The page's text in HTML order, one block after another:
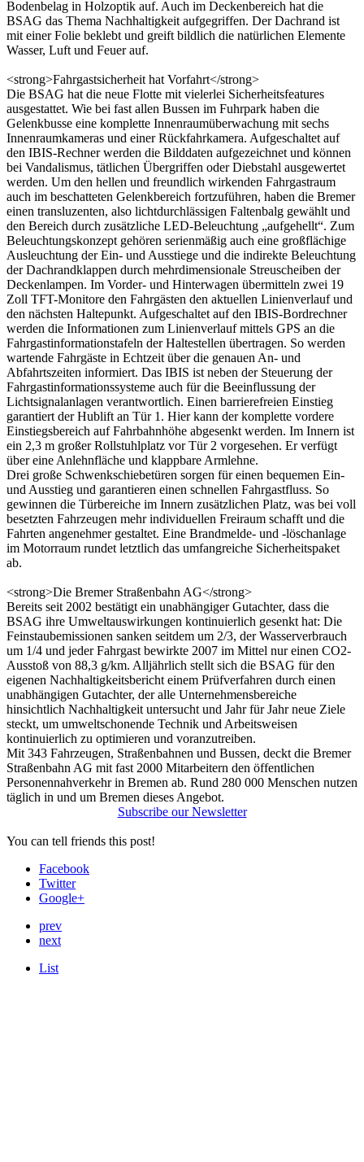
Bodenbelag in Holzoptik auf. Auch im Deckenbereich hat die
BSAG das Thema Nachhaltigkeit aufgegriffen. Der Dach­rand ist
mit einer Folie beklebt und greift bildlich die natürlichen Elemente
Wasser, Luft und Feuer auf.
<strong>Fahrgastsicherheit hat Vorfahrt</strong>
Die BSAG hat die neue Flotte mit vielerlei Sicherheitsfeatures
ausgestattet. Wie bei fast allen Bussen im Fuhrpark haben die
Gelenkbusse eine komplette Innenraumüberwachung mit sechs
Innenraumkameras und einer Rückfahr­kamera. Aufgeschaltet auf
den IBIS-Rechner werden die Bilddaten aufge­zeichnet und können
bei Vandalismus, tätlichen Übergriffen oder Diebstahl ausgewertet
werden. Um den hellen und freundlich wirkenden Fahrgastraum
auch im beschatteten Gelenkbereich fortzuführen, haben die Bremer
einen transluzenten, also lichtdurchlässigen Faltenbalg gewählt und
den Bereich durch zusätzliche LED-Beleuchtung „aufgehellt“. Zum
Beleuchtungskonzept gehören serienmäßig auch eine großflächige
Ausleuchtung der Ein- und Aus­stiege und die indirekte Beleuchtung
der Dachrandklappen durch mehr­dimensionale Streuscheiben der
Deckenlampen. Im Vorder- und Hinterwagen übermitteln zwei 19
Zoll TFT-Monitore den Fahrgästen den aktuellen Linien­verlauf und
den nächsten Haltepunkt. Aufgeschaltet auf den IBIS-Bordrechner
werden die Informationen zum Linienverlauf mittels GPS an die
Fahrgast­informationstafeln der Haltestellen übertragen. So werden
wartende Fahrgäste in Echtzeit über die genauen An- und
Abfahrtszeiten informiert. Das IBIS ist neben der Steuerung der
Fahrgastinformationssysteme auch für die Beeinflussung der
Lichtsignalanlagen verantwortlich. Einen barrierefreien Einstieg
garantiert der Hublift an Tür 1. Hier kann der komplette vordere
Einstiegsbereich auf Fahrbahnhöhe abgesenkt werden. Im Innern ist
ein 2,3 m großer Rollstuhlplatz vor Tür 2 vorgesehen. Er verfügt
über eine Anlehnfläche und klappbare Armlehne.
Drei große Schwenkschiebetüren sorgen für einen bequemen Ein-
und Aus­stieg und garantieren einen schnellen Fahrgastfluss. So
gewinnen die Tür­bereiche im Innern zusätzlichen Platz, was bei voll
besetzten Fahrzeugen mehr individuellen Freiraum schafft und die
Fahrten angenehmer gestaltet. Eine Brandmelde- und -löschanlage
im Motorraum rundet letztlich das umfang­reiche Sicherheitspaket
ab.
<strong>Die Bremer Straßenbahn AG</strong>
Bereits seit 2002 bestätigt ein unabhängiger Gutachter, dass die
BSAG ihre Umweltauswirkungen kontinuierlich gesenkt hat: Die
Feinstaubemissionen sanken seitdem um 2/3, der Wasserverbrauch
um 1/4 und jeder Fahrgast bewirkte 2007 im Mittel nur einen CO2-
Ausstoß von 88,3 g/km. Alljährlich stellt sich die BSAG für den
eigenen Nachhaltigkeitsbericht einem Prüf­verfahren durch einen
unabhängigen Gutachter, der alle Unternehmens­bereiche
hinsichtlich Nachhaltigkeit untersucht und Jahr für Jahr neue Ziele
steckt, um umweltschonende Technik und Arbeitsweisen
kontinuierlich zu optimieren und voranzutreiben.
Mit 343 Fahrzeugen, Straßenbahnen und Bussen, deckt die Bremer
Straßen­bahn AG mit fast 2000 Mitarbeitern den öffentlichen
Personennahverkehr in Bremen ab. Rund 280 000 Menschen nutzen
täglich in und um Bremen dieses Angebot.
Subscribe our Newsletter
You can tell friends this post!
Facebook
Twitter
Google+
prev
next
List